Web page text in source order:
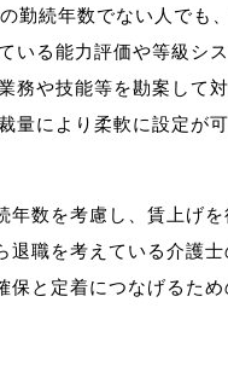
勤続年数でない人でも
いる能力評価や等級シ
務や技能等を勘案して
量により柔軟に設定が可
年数を考慮し、賃上げを
退職を考えている介護
保と定着につなげるため